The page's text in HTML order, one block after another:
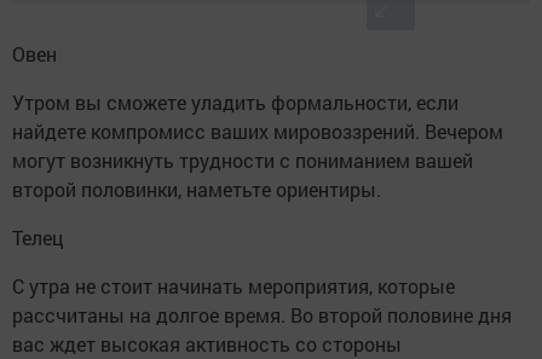
Овен
Утром вы сможете уладить формальности, если
найдете компромисс ваших мировоззрений. Вечером
могут возникнуть трудности с пониманием вашей
второй половинки, наметьте ориентиры.
Телец
С утра не стоит начинать мероприятия, которые
рассчитаны на долгое время. Во второй половине дня
вас ждет высокая активность со стороны